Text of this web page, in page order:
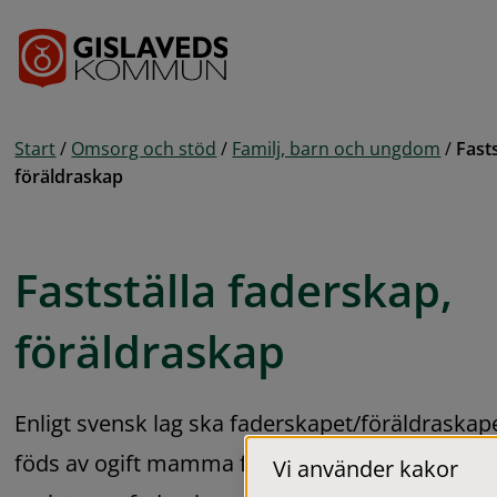
Start / Omsorg och stöd / Familj, barn och ungdom /
föräldraskap
Fastställa faderskap,
föräldraskap
Enligt svensk lag ska faderskapet/
föds av ogift mamma fastställas via bekräftelse
Vi använder kakor